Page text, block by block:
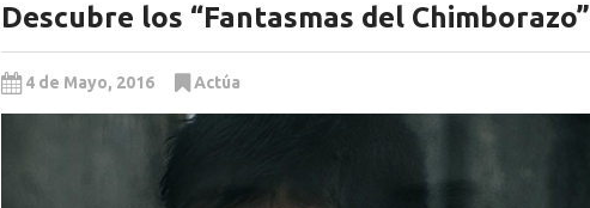
Descubre los “Fantasmas del Chimborazo”
4 de Mayo, 2016 Actúa